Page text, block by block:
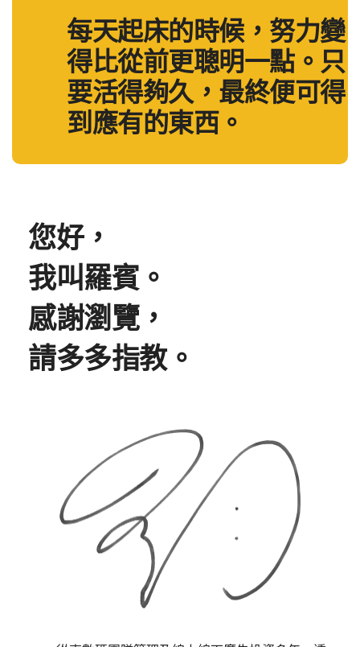
每天起床的時候，努力變
得比從前更聰明一點。只
要活得夠久，最終便可得
到應有的東西。
您好，
我叫羅賓。
感謝瀏覽，
請多多指教。